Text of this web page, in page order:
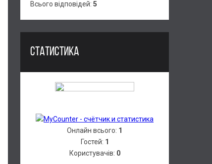
Всього відповідей: 5
СТАТИСТИКА
Онлайн всього: 1
Гостей: 1
Користувачів: 0